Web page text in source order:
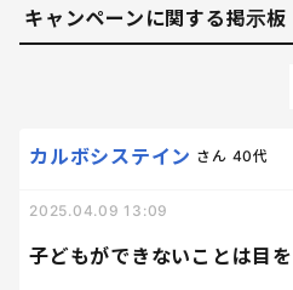
キャンペーンに関する掲示板
子どもができないことは目
カルボシステイン さん 40代
2025.04.09 13:09